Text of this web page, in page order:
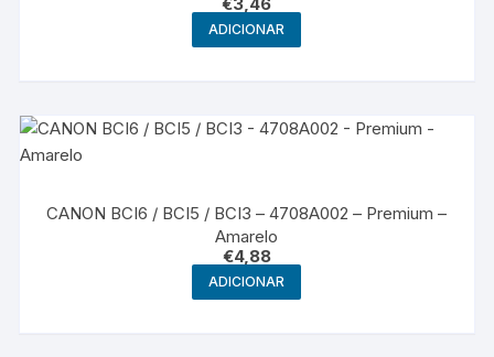
ADICIONAR
CANON BCI6 / BCI5 / BCI3 – 4708A002 – Premium –
Amarelo
€4,88
ADICIONAR